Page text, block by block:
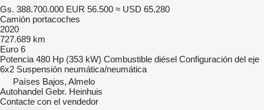
Gs. 388.700.000 EUR 56.500 ≈ USD 65.280
Camión portacoches
2020
727.689 km
Euro 6
Potencia 480 Hp (353 kW) Combustible diésel Configuración del eje
6x2 Suspensión neumática/neumática
Países Bajos, Almelo
Autohandel Gebr. Heinhuis
Contacte con el vendedor